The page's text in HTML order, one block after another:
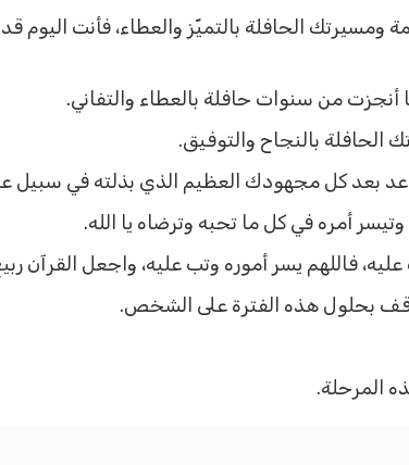
ومسيرتك الحافلة بالتميّز والعطاء، فأنت
أنجزت من سنوات حافلة بالعطاء والتفاني.
الحافلة بالنجاح والتوفيق.
بعد كل مجهودك العظيم الذي بذلته في سبيل
أمره في كل ما تحبه وترضاه يا الله.
فاللهم يسر أموره وتب عليه، واجعل القرآن
بحلول هذه الفترة على الشخص.
المرحلة.